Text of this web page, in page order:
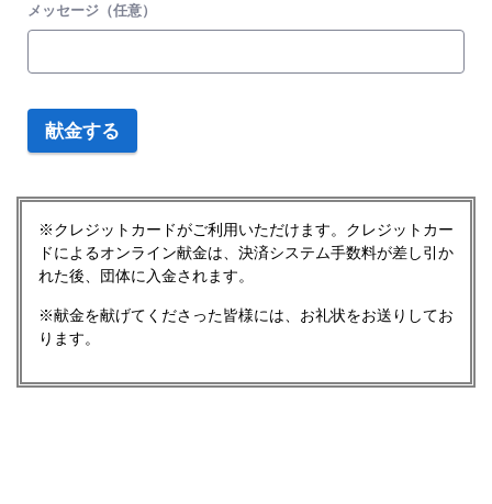
メッセージ（任意）
献金する
※クレジットカードがご利用いただけます。クレジットカー
ドによるオンライン献金は、決済システム手数料が差し引か
れた後、団体に入金されます。
※献金を献げてくださった皆様には、お礼状をお送りしてお
ります。